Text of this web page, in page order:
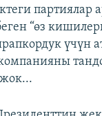
партиялар
“өз
үчүн